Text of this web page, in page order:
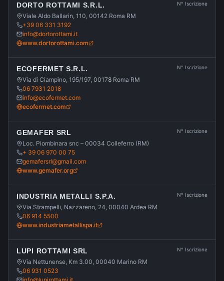
DORTO ROTTAMI S.R.L.
Viale Aldo Ballarin, 110, 00142 Roma RM
+39 06 331 3192
info@dortorottami.it
www.dortorottami.com
N° Iscrizione
ECOFERMET S.R.L.
Via di Ciampino, 195/197, 00178 Roma RM
06 7931 2018
info@ecofermet.com
ecofermet.com
N° Iscrizione
GEMAFER SRL
Loc. Piombinara snc – 00034 Colleferro (RM)
+ 39 06 970 00 75
gemafersrl@gmail.com
www.gemafer.org
N° Iscrizione
INDUSTRIA METALLI S.P.A.
Via Strampelli, Nazzareno, 24, 00040 Ardea RM
06 914 5500
www.industriametallispa.it
N° Iscrizione
LUPI ROTTAMI SRL
Via Nettunense, Km 3.00, 00040 Marino RM
06 931 0523
N° Iscrizione